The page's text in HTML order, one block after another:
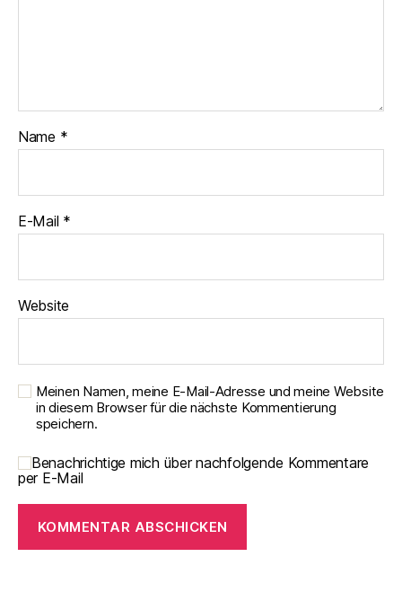
Name *
E-Mail *
Website
Meinen Namen, meine E-Mail-Adresse und meine Website
in diesem Browser für die nächste Kommentierung
speichern.
Benachrichtige mich über nachfolgende Kommentare
per E-Mail